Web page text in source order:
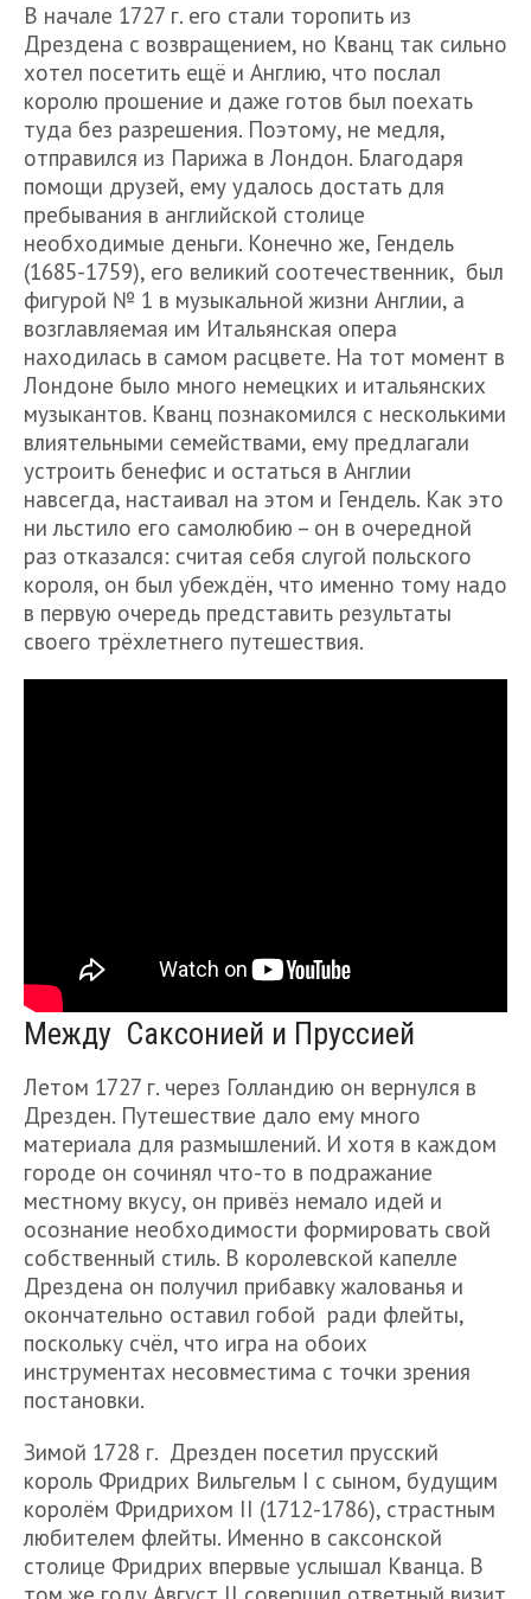
В начале 1727 г. его стали торопить из
Дрездена с возвращением, но Кванц так сильно
хотел посетить ещё и Англию, что послал
королю прошение и даже готов был поехать
туда без разрешения. Поэтому, не медля,
отправился из Парижа в Лондон. Благодаря
помощи друзей, ему удалось достать для
пребывания в английской столице
необходимые деньги. Конечно же, Гендель
(1685-1759), его великий соотечественник, был
фигурой № 1 в музыкальной жизни Англии, а
возглавляемая им Итальянская опера
находилась в самом расцвете. На тот момент в
Лондоне было много немецких и итальянских
музыкантов. Кванц познакомился с несколькими
влиятельными семействами, ему предлагали
устроить бенефис и остаться в Англии
навсегда, настаивал на этом и Гендель. Как это
ни льстило его самолюбию – он в очередной
раз отказался: считая себя слугой польского
короля, он был убеждён, что именно тому надо
в первую очередь представить результаты
своего трёхлетнего путешествия.
Между Саксонией и Пруссией
Летом 1727 г. через Голландию он вернулся в
Дрезден. Путешествие дало ему много
материала для размышлений. И хотя в каждом
городе он сочинял что-то в подражание
местному вкусу, он привёз немало идей и
осознание необходимости формировать свой
собственный стиль. В королевской капелле
Дрездена он получил прибавку жалованья и
окончательно оставил гобой ради флейты,
поскольку счёл, что игра на обоих
инструментах несовместима с точки зрения
постановки.
Зимой 1728 г. Дрезден посетил прусский
король Фридрих Вильгельм I с сыном, будущим
королём Фридрихом II (1712-1786), страстным
любителем флейты. Именно в саксонской
столице Фридрих впервые услышал Кванца. В